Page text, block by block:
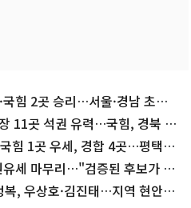
힘 2곳 승리…서울·경남 초박
11곳 석권 유력…국힘, 경북 수
힘 1곳 우세, 경합 4곳…평택을
세 마무리…"검증된 후보가 선
복, 우상호·김진태…지역 현안